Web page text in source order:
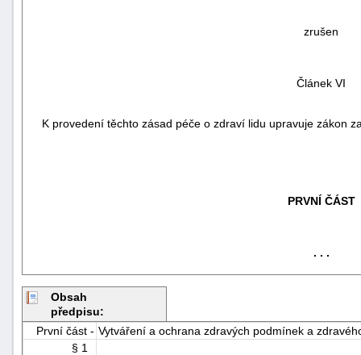
zrušen
Článek VI
K provedení těchto zásad péče o zdraví lidu upravuje zákon
PRVNÍ ČÁST
. . .
Obsah
předpisu:
První část - Vytváření a ochrana zdravých podmínek a
§ 1